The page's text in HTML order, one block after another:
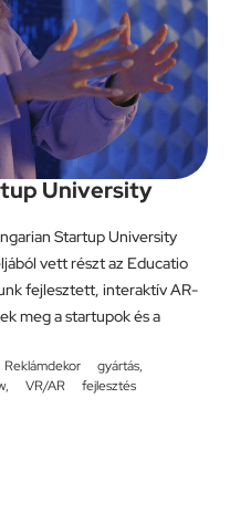
University
Startup University
vett részt az Educatio
fejlesztett, interaktív AR-
meg a startupok és a
Reklámdekor gyártás,
, VR/AR fejlesztés